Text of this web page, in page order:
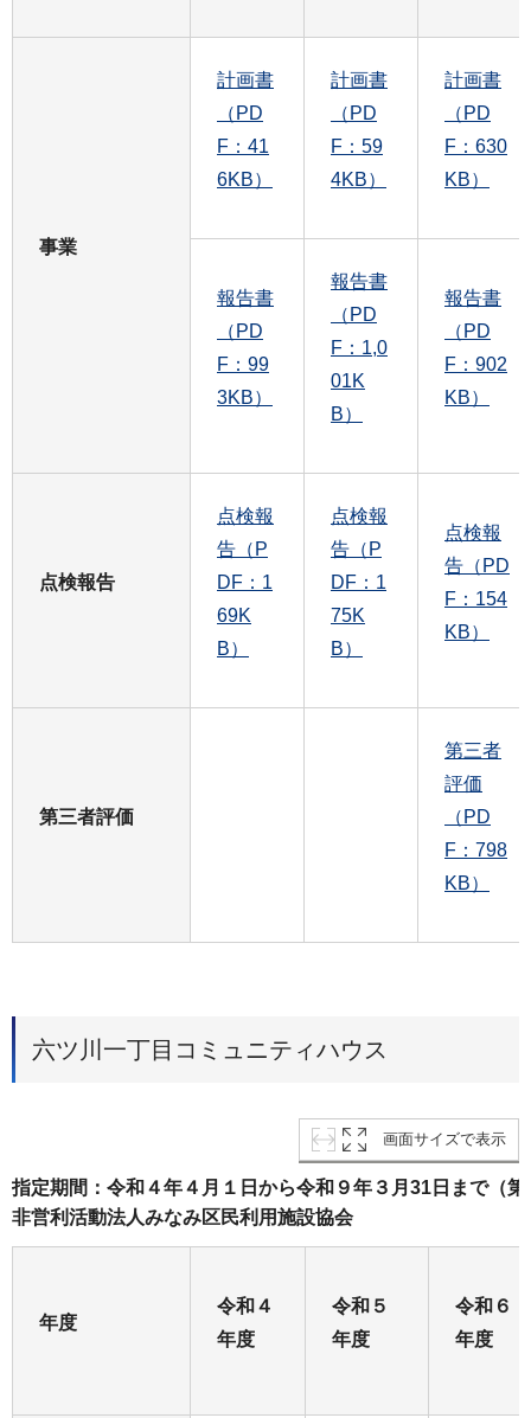
事業
計画書
（PD
F：41
6KB）
計画書
（PD
F：59
4KB）
計画書
（PD
F：630
KB）
報告書
（PD
F：99
3KB）
報告書
（PD
F：1,0
01K
B）
報告書
（PD
F：902
KB）
点検報告
点検報
告（P
DF：1
69K
B）
点検報
告（P
DF：1
75K
B）
点検報
告（PD
F：154
KB）
第三者評価
第三者
評価
（PD
F：798
KB）
六ツ川一丁目コミュニティハウス
画面サイズで表示
指定期間：令和４年４月１日から令和９年３月31日まで（
非営利活動法人みなみ区民利用施設協会
年度
令和４
年度
令和５
年度
令和６
年度